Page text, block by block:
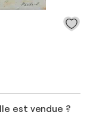
est vendue ?